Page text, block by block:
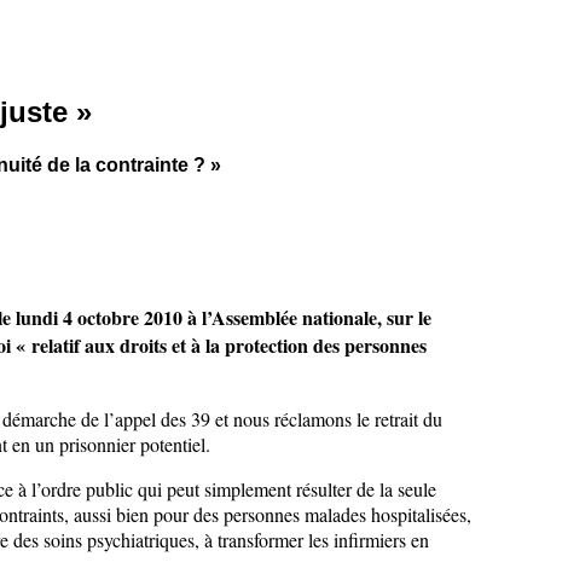
»
de la contrainte ? »
4 octobre 2010 à l’Assemblée nationale, sur le
relatif aux droits et à la protection des personnes
de l’appel des 39 et nous réclamons le retrait du
en un prisonnier potentiel.
à l’ordre public qui peut simplement résulter de la seule
aussi bien pour des personnes malades hospitalisées,
soins psychiatriques, à transformer les infirmiers en